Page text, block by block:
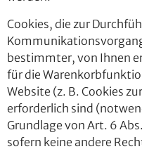
Cookies, die zur
bestimmter, von Ihnen
für die
Website (z. B. Cookies
erforderlich sind
Grundlage von Art. 6
sofern keine andere